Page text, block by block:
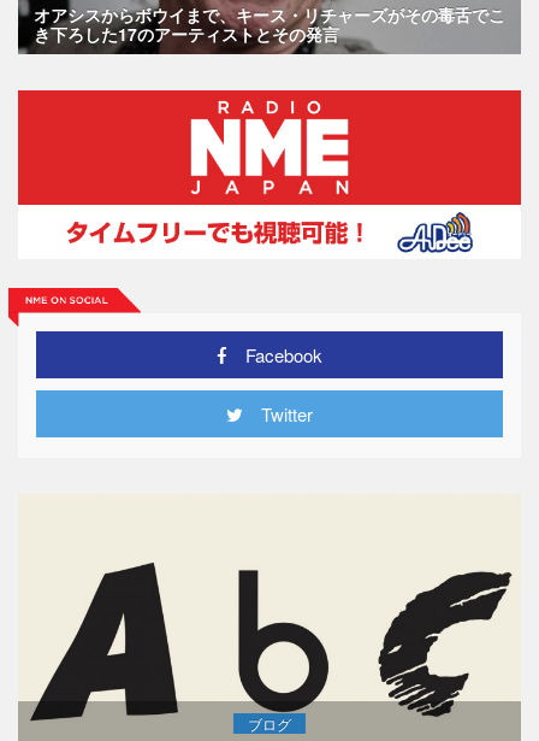
オアシスからボウイまで、キース・リチャーズがその毒舌でこ
き下ろした17のアーティストとその発言
Facebook
Twitter
ブログ